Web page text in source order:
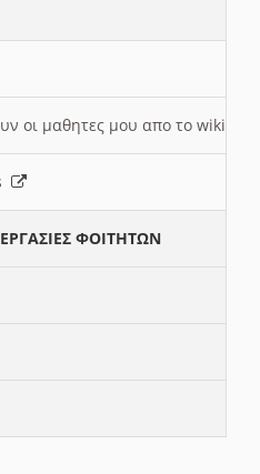
οι μαθητες μου απο το wiki
ΦΟΙΤΗΤΩΝ